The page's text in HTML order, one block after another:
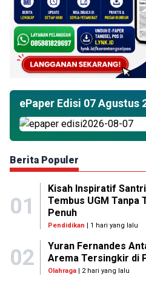
ePaper Edisi 07 Agustus
Berita Populer
01
Kisah Inspiratif
Tembus UGM Tanpa
Penuh
Pendidikan | 1 hari yang lalu
02
Yuran Fernandes
Arema Tersingkir di
Olahraga| 2 hari yang lalu